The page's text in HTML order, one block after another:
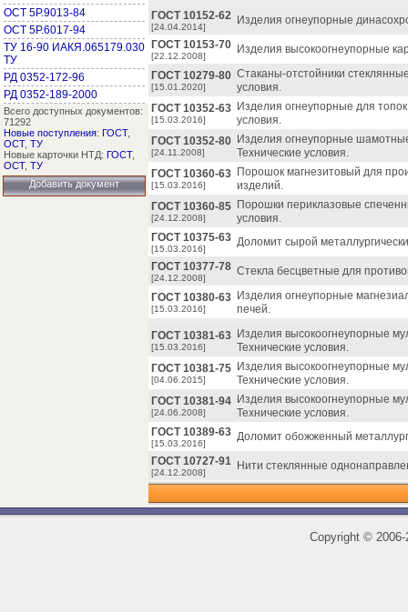
ОСТ 5Р.9013-84
ОСТ 5Р.6017-94
ТУ 16-90 ИАКЯ.065179.030
ТУ
РД 0352-172-96
РД 0352-189-2000
Всего доступных документов:
71292
Новые поступления: ГОСТ,
ОСТ, ТУ
Новые карточки НТД: ГОСТ,
ОСТ, ТУ
Добавить документ
ГОСТ 10152-62
[24.04.2014]
Изделия огнеупорные
ГОСТ 10153-70
[22.12.2008]
Изделия высокоогнеупорные
ГОСТ 10279-80
[15.01.2020]
Стаканы-отстойники
условия.
ГОСТ 10352-63
[15.03.2016]
Изделия огнеупорные для
условия.
ГОСТ 10352-80
[24.11.2008]
Изделия огнеупорные
Технические условия.
ГОСТ 10360-63
[15.03.2016]
Порошок магнезитовый для
изделий.
ГОСТ 10360-85
[24.12.2008]
Порошки периклазовые
условия.
ГОСТ 10375-63
[15.03.2016]
Доломит сырой
ГОСТ 10377-78
[24.12.2008]
Стекла бесцветные для
ГОСТ 10380-63
[15.03.2016]
Изделия огнеупорные
печей.
ГОСТ 10381-63
[15.03.2016]
Изделия высокоогнеупорные
Технические условия.
ГОСТ 10381-75
[04.06.2015]
Изделия высокоогнеупорные
Технические условия.
ГОСТ 10381-94
[24.06.2008]
Изделия высокоогнеупорные
Технические условия.
ГОСТ 10389-63
[15.03.2016]
Доломит обожженный
ГОСТ 10727-91
[24.12.2008]
Нити стеклянные
Copyright ©